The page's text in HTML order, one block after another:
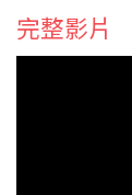
完整影片